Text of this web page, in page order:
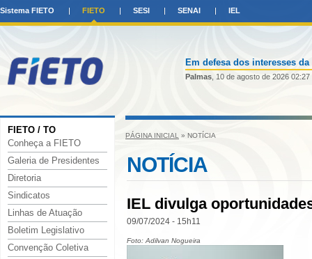
Sistema FIETO FIETO SESI SENAI IEL
Em defesa dos interesses
Palmas , 10 de agosto de 2026 02:27
FIETO / TO
Conheça a FIETO
Galeria de Presidentes
Diretoria
Sindicatos
Linhas de Atuação
Boletim Legislativo
Convenção Coletiva
PÁGINA INICIAL » NOTÍCIA
NOTÍCIA
IEL divulga
09/07/2024 - 15h11
Foto: Adilvan Nogueira